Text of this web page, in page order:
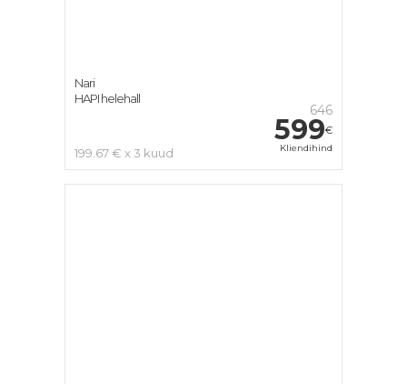
646
599€
Kliendihind
199.67 € x 3 kuud
Nari
HAPI helehall